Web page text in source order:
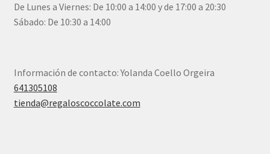
De Lunes a Viernes: De 10:00 a 14:00 y de 17:00 a 20:30
Sábado: De 10:30 a 14:00
Información de contacto: Yolanda Coello Orgeira
641305108
tienda@regaloscoccolate.com